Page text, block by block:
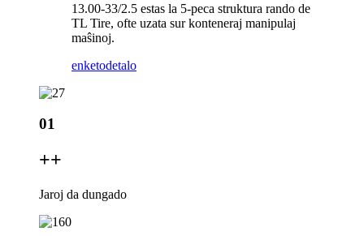
13.00-33/2.5 estas la 5-peca struktura rando de
TL Tire, ofte uzata sur konteneraj manipulaj
maŝinoj.
enketodetalo
01
++
Jaroj da dungado